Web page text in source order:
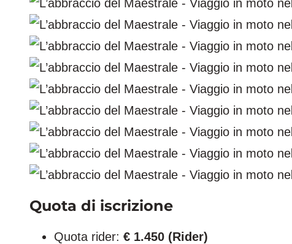
Quota di iscrizione
Quota rider: € 1.450 (Rider)